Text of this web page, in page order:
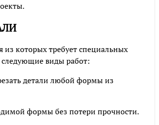
из которых требует специальных
виды работ:
детали любой формы из
формы без потери прочности.